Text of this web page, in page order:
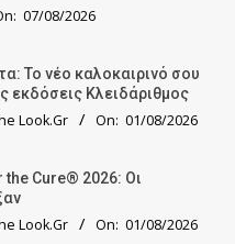
07/08/2026
Το νέο καλοκαιρινό σου
εκδόσεις Κλειδάριθμος
Look.Gr On: 01/08/2026
the Cure® 2026: Οι
Look.Gr On: 01/08/2026